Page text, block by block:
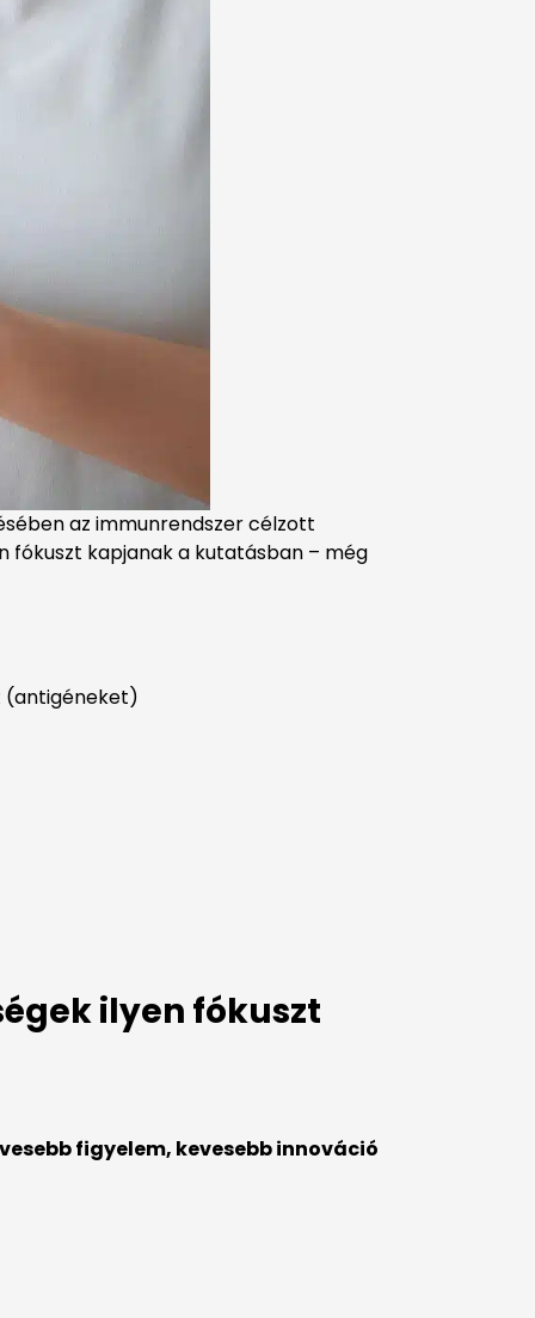
az immunrendszer célzott
fókuszt kapjanak a kutatásban – még
(antigéneket)
ilyen fókuszt
figyelem, kevesebb innováció